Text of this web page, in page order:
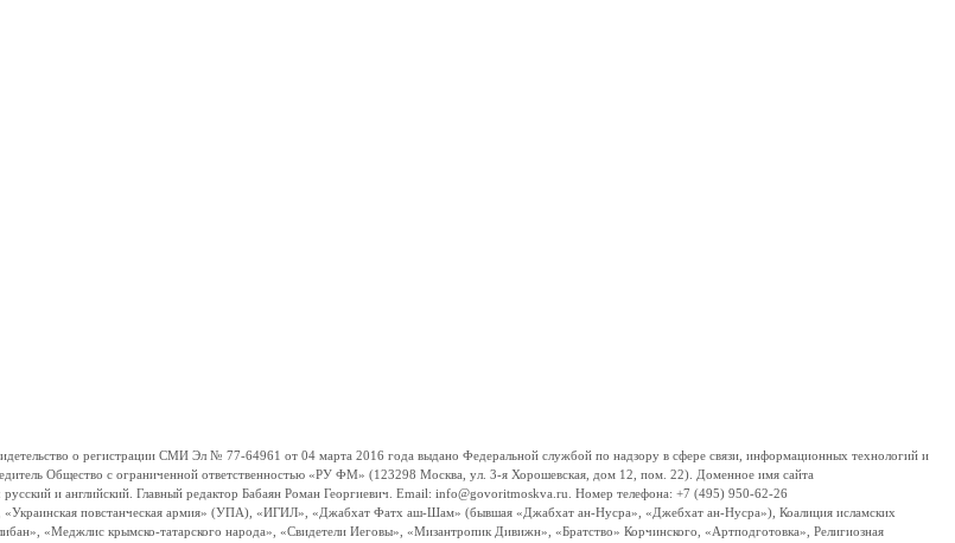
о регистрации СМИ Эл № 77-64961 от 04 марта 2016 года выдано Федеральной службой по надзору в сфере связи, информационных технологий и
Общество с ограниченной ответственностью «РУ ФМ» (123298 Москва, ул. 3-я Хорошевская, дом 12, пом. 22). Доменное имя сайта
и английский. Главный редактор Бабаян Роман Георгиевич. Email: info@govoritmoskva.ru. Номер телефона: +7 (495) 950-62-26
«Украинская повстанческая армия» (УПА), «ИГИЛ», «Джабхат Фатх аш-Шам» (бывшая «Джабхат ан-Нусра», «Джебхат ан-Нусра»), Коалиция исламских
«Меджлис крымско-татарского народа», «Свидетели Иеговы», «Мизантропик Дивижн», «Братство» Корчинского, «Артподготовка», Религиозная